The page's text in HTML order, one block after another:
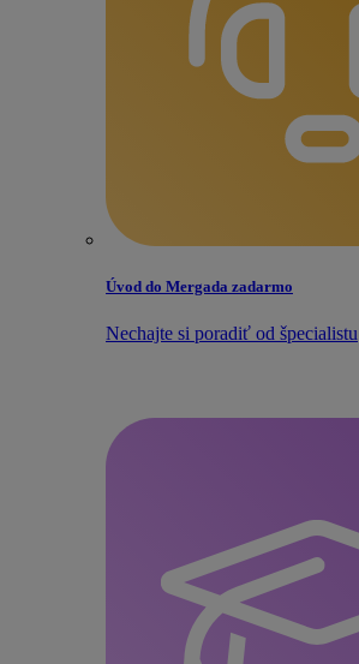
Úvod do Mergada zadarmo
Nechajte si poradiť od špecialistu